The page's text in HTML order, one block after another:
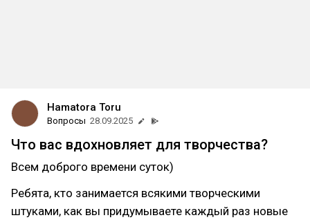
Hamatora Toru
Вопросы 28.09.2025
Что вас вдохновляет для творчества?
Всем доброго времени суток)
Ребята, кто занимается всякими творческими
штуками, как вы придумываете каждый раз новые